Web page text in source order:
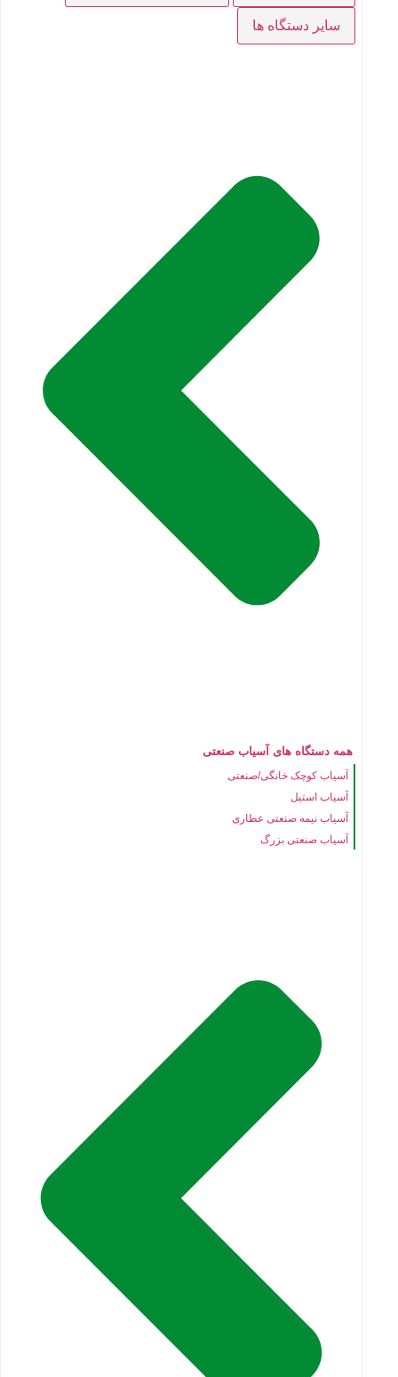
سایر دستگاه ها
همه دستگاه های آسیاب صنعتی
آسیاب کوچک خانگی/صنعتی
آسیاب استیل
آسیاب نیمه صنعتی عطاری
آسیاب صنعتی بزرگ